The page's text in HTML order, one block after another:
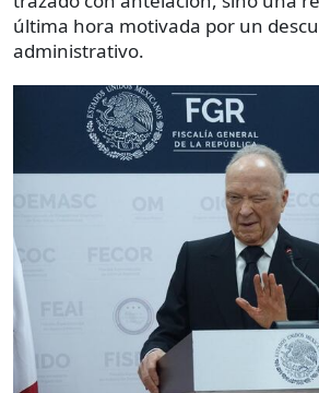
última hora motivada por un
administrativo.